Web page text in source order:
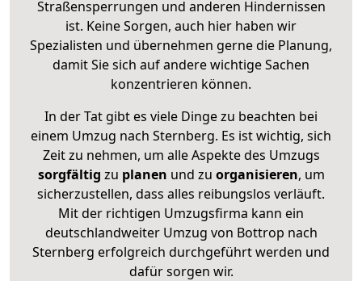
Straßensperrungen und anderen Hindernissen
ist. Keine Sorgen, auch hier haben wir
Spezialisten und übernehmen gerne die Planung,
damit Sie sich auf andere wichtige Sachen
konzentrieren können.
In der Tat gibt es viele Dinge zu beachten bei
einem Umzug nach Sternberg. Es ist wichtig, sich
Zeit zu nehmen, um alle Aspekte des Umzugs
sorgfältig zu planen und zu organisieren, um
sicherzustellen, dass alles reibungslos verläuft.
Mit der richtigen Umzugsfirma kann ein
deutschlandweiter Umzug von Bottrop nach
Sternberg erfolgreich durchgeführt werden und
dafür sorgen wir.